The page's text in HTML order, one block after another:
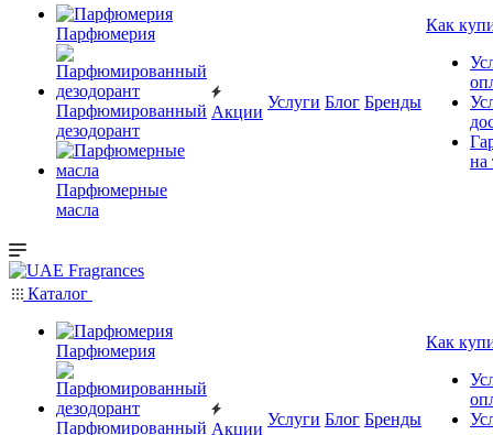
Парфюмерия
Парфюмированный
дезодорант
Парфюмерные
масла
Акции
Услуги Блог Бренды
Как
на
Каталог
Парфюмерия
Парфюмированный Акции
Услуги Блог Бренды
Как